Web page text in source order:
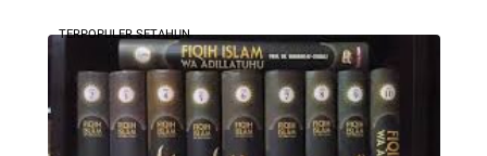
TERPOPULER SETAHUN